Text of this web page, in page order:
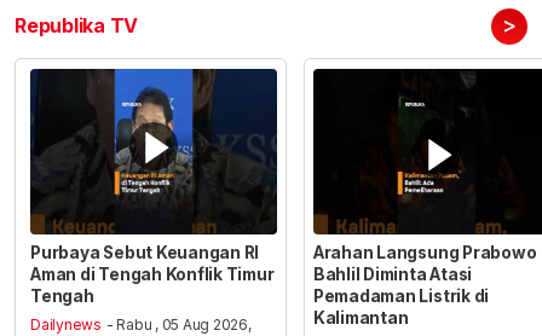
Republika TV >
Purbaya Sebut Keuangan RI
Aman di Tengah Konflik Timur
Tengah
Dailynews - Rabu , 05 Aug 2026,
Arahan Langsung Prabowo
Bahlil Diminta Atasi
Pemadaman Listrik di
Kalimantan